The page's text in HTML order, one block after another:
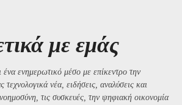
με εμάς
ενημερωτικό μέσο με επίκεντρο την
τεχνολογικά νέα, ειδήσεις, αναλύσεις και
νοημοσύνη, τις συσκευές, την ψηφιακή οικονομία